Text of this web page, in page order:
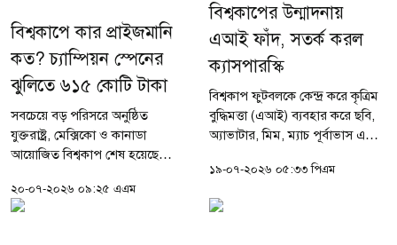
বিশ্বকাপে কার প্রাইজমানি
কত? চ্যাম্পিয়ন স্পেনের
ঝুলিতে ৬১৫ কোটি টাকা
সবচেয়ে বড় পরিসরে অনুষ্ঠিত
যুক্তরাষ্ট্র, মেক্সিকো ও কানাডা
আয়োজিত বিশ্বকাপ শেষ হয়েছে
ট্রফির পাশাপাশি মোটা অঙ্কের
প্রাইজমানিও ঘরে তুলেছে দলটি।
২০-০৭-২০২৬ ০৯:২৫ এএম
বিশ্বকাপের উন্মাদনায়
এআই ফাঁদ, সতর্ক করল
ক্যাসপারস্কি
বিশ্বকাপ ফুটবলকে কেন্দ্র করে কৃত্রিম
বুদ্ধিমত্তা (এআই) ব্যবহার করে ছবি,
অ্যাভাটার, মিম, ম্যাচ পূর্বাভাস এবং
যোগাযোগমাধ্যমের কনটেন্ট তৈরির
প্রবণতা দ্রুত বাড়ছে। তবে...
১৯-০৭-২০২৬ ০৫:৩৩ পিএম